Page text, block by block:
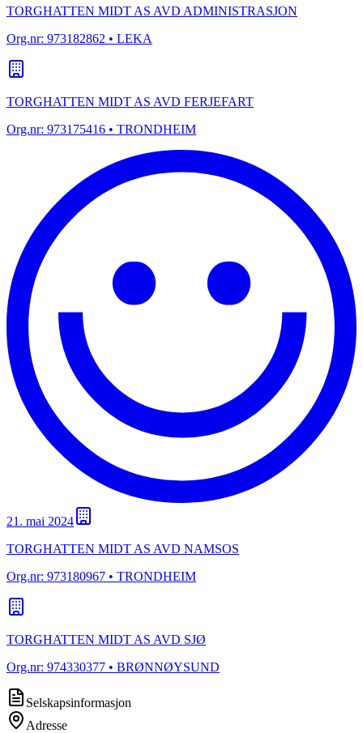
TORGHATTEN MIDT AS AVD ADMINISTRASJON
Org.nr: 973182862 • LEKA
TORGHATTEN MIDT AS AVD FERJEFART
Org.nr: 973175416 • TRONDHEIM
21. mai 2024
TORGHATTEN MIDT AS AVD NAMSOS
Org.nr: 973180967 • TRONDHEIM
TORGHATTEN MIDT AS AVD SJØ
Org.nr: 974330377 • BRØNNØYSUND
Selskapsinformasjon
Adresse